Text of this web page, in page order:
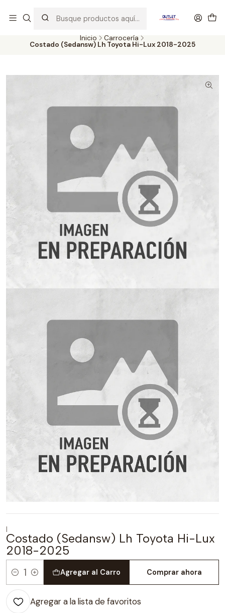
probados con altos estándares de calidad.
Inicio Carrocería
Costado (Sedansw) Lh Toyota Hi-Lux 2018-2025
|
Costado (Sedansw) Lh Toyota Hi-Lux
2018-2025
Cantidad
Agregar al Carro Comprar ahora
Agregar a la lista de favoritos